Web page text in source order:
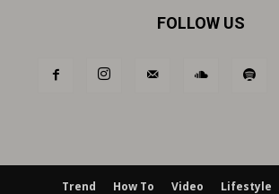
FOLLOW US
Trend How To Video Lifestyle